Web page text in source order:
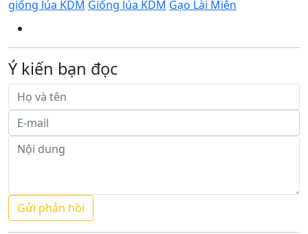
giống lúa KDM Giống lúa KDM Gạo Lài Miên
Ý kiến bạn đọc